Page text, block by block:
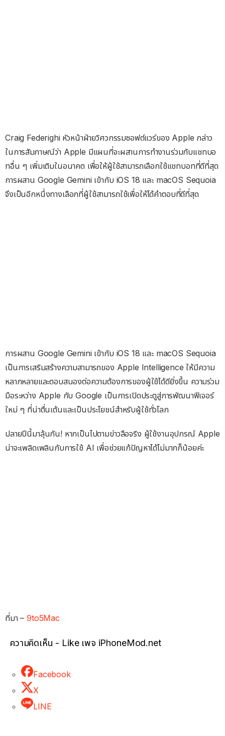
Craig Federighi หัวหน้าฝ่ายวิศวกรรมซอฟต์แวร์ของ Apple กล่าว
ในการสัมภาษณ์ว่า Apple มีแผนที่จะผสานการทำงานร่วมกับแชทบอ
ทอื่น ๆ เพิ่มเติมในอนาคต เพื่อให้ผู้ใช้สามารถเลือกใช้แชทบอทที่ดีที่สุด
การผสาน Google Gemini เข้ากับ iOS 18 และ macOS Sequoia
จึงเป็นอีกหนึ่งทางเลือกที่ผู้ใช้สามารถใช้เพื่อให้ได้คำตอบที่ดีที่สุด
การผสาน Google Gemini เข้ากับ iOS 18 และ macOS Sequoia
เป็นการเสริมสร้างความสามารถของ Apple Intelligence ให้มีความ
หลากหลายและตอบสนองต่อความต้องการของผู้ใช้ได้ดียิ่งขึ้น ความร่วม
มือระหว่าง Apple กับ Google เป็นการเปิดประตูสู่การพัฒนาฟีเจอร์
ใหม่ ๆ ที่น่าตื่นเต้นและเป็นประโยชน์สำหรับผู้ใช้ทั่วโลก
ปลายปีนี้มาลุ้นกัน! หากเป็นไปตามข่าวลือจริง ผู้ใช้งานอุปกรณ์ Apple
น่าจะเพลิดเพลินกับการใช้ AI เพื่อช่วยแก้ปัญหาได้ไม่มากก็น้อยค่ะ
ที่มา –9to5Mac
ความคิดเห็น - Like เพจ iPhoneMod.net
Facebook
X
LINE